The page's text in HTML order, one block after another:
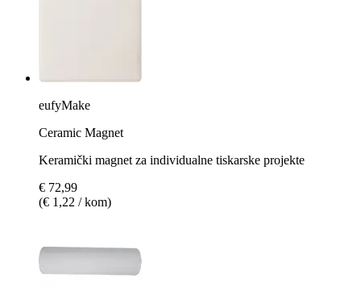
eufyMake
Ceramic Magnet
Keramički magnet za individualne tiskarske projekte
€ 72,99
(€ 1,22 / kom)